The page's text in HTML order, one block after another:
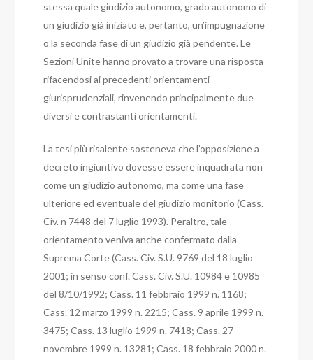
stessa quale giudizio autonomo, grado autonomo di
un giudizio già iniziato e, pertanto, un’impugnazione
o la seconda fase di un giudizio già pendente.Le
Sezioni Unite hanno provato a trovare una risposta
rifacendosi ai precedenti orientamenti
giurisprudenziali, rinvenendo principalmente due
diversi e contrastanti orientamenti.
La tesi più risalente sosteneva che l’opposizione a
decreto ingiuntivo dovesse essere inquadrata non
come un giudizio autonomo, ma come una fase
ulteriore ed eventuale del giudizio monitorio (Cass.
Civ. n 7448 del 7 luglio 1993). Peraltro, tale
orientamento veniva anche confermato dalla
Suprema Corte (Cass. Civ. S.U. 9769 del 18 luglio
2001; in senso conf. Cass. Civ. S.U. 10984 e 10985
del 8/10/1992; Cass. 11 febbraio 1999 n. 1168;
Cass. 12 marzo 1999 n. 2215; Cass. 9 aprile 1999 n.
3475; Cass. 13 luglio 1999 n. 7418; Cass. 27
novembre 1999 n. 13281; Cass. 18 febbraio 2000 n.